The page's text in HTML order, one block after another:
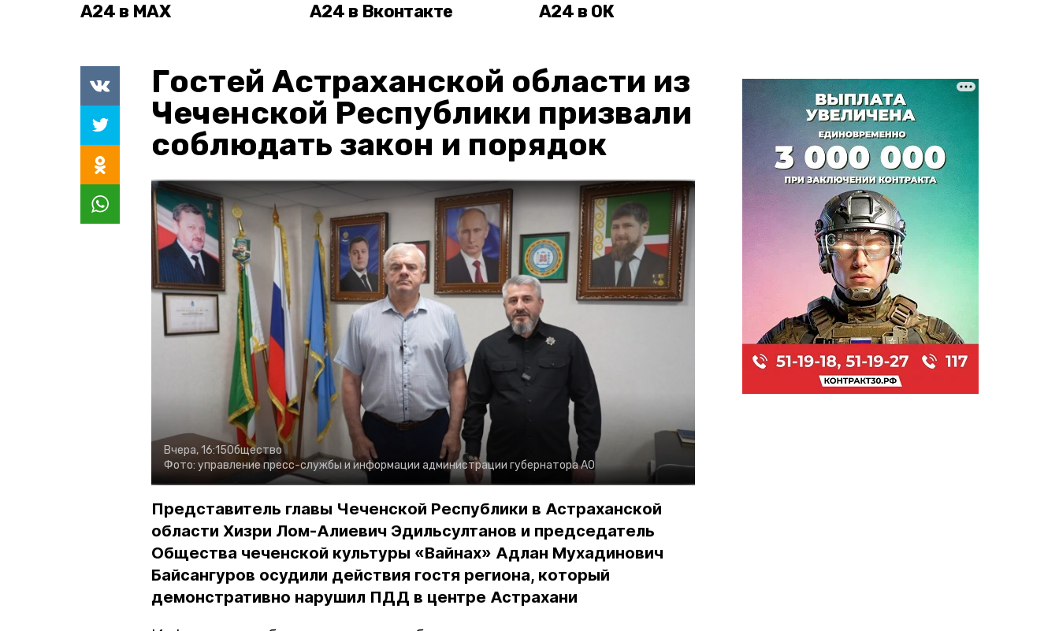
А24 в MAX А24 в Вконтакте А24 в ОК
Гостей Астраханской области из
Чеченской Республики призвали
соблюдать закон и порядок
Вчера, 16:15Общество
Фото: управление пресс-службы и информации администрации губернатора АО
Представитель главы Чеченской Республики в Астраханской
области Хизри Лом-Алиевич Эдильсултанов и председатель
Общества чеченской культуры «Вайнах» Адлан Мухадинович
Байсангуров осудили действия гостя региона, который
демонстративно нарушил ПДД в центре Астрахани